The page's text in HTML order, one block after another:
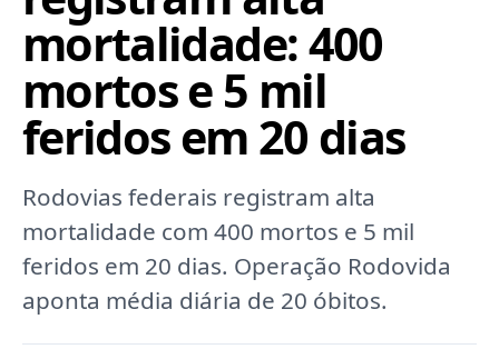
mortalidade: 400
mortos e 5 mil
feridos em 20 dias
Rodovias federais registram alta
mortalidade com 400 mortos e 5 mil
feridos em 20 dias. Operação Rodovida
aponta média diária de 20 óbitos.